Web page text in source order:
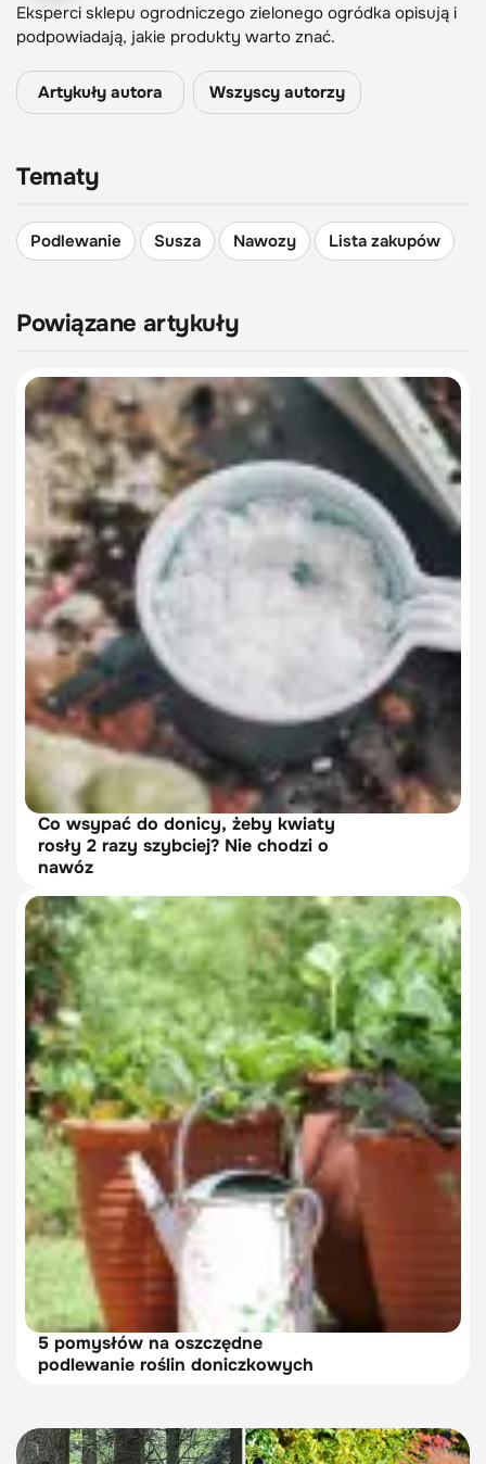
Eksperci sklepu ogrodniczego zielonego ogródka opisują i
podpowiadają, jakie produkty warto znać.
Artykuły autora Wszyscy autorzy
Tematy
Podlewanie Susza Nawozy Lista zakupów
Powiązane artykuły
Co wsypać do donicy, żeby kwiaty
rosły 2 razy szybciej? Nie chodzi o
nawóz
5 pomysłów na oszczędne
podlewanie roślin doniczkowych